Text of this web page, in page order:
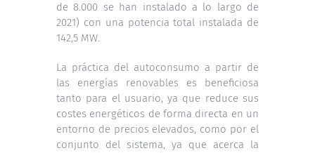
de 8.000 se han instalado a lo largo de
2021) con una potencia total instalada de
142,5 MW.
La práctica del autoconsumo a partir de
las energías renovables es beneficiosa
tanto para el usuario, ya que reduce sus
costes energéticos de forma directa en un
entorno de precios elevados, como por el
conjunto del sistema, ya que acerca la